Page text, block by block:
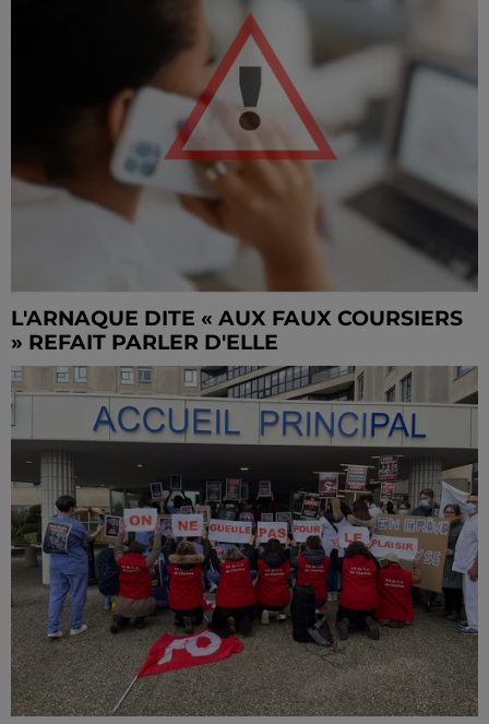
L'ARNAQUE DITE « AUX FAUX COURSIERS
» REFAIT PARLER D'ELLE